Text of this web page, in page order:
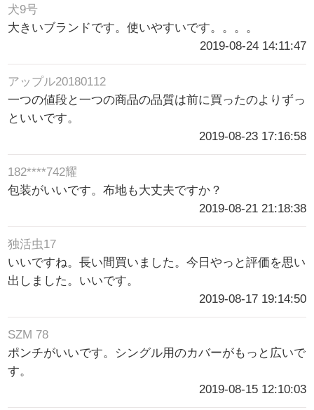
犬9号
大きいブランドです。使いやすいです。。。。
2019-08-24 14:11:47
アップル20180112
一つの値段と一つの商品の品質は前に買ったのよりずっ
といいです。
2019-08-23 17:16:58
182****742耀
包装がいいです。布地も大丈夫ですか？
2019-08-21 21:18:38
独活虫17
いいですね。長い間買いました。今日やっと評価を思い
出しました。いいです。
2019-08-17 19:14:50
SZM 78
ポンチがいいです。シングル用のカバーがもっと広いで
す。
2019-08-15 12:10:03